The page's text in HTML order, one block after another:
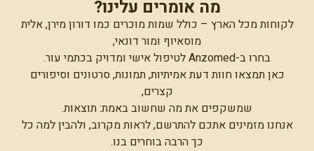
מה אומרים עלינו?
לקוחות מכל הארץ – כולל שמות מוכרים כמו דורון מירן, אלית
מוסאיוף ומור דונאי,
בחרו ב-Anzomed לטיפול אישי ומדויק בכתמי עור.
כאן תמצאו חוות דעת אמיתיות, תמונות, סרטונים וסיפורים
קצרים,
שמשקפים את מה שחשוב באמת: תוצאות.
אנחנו מזמינים אתכם להתרשם, לראות מקרוב, ולהבין למה כל
כך הרבה בוחרים בנו.